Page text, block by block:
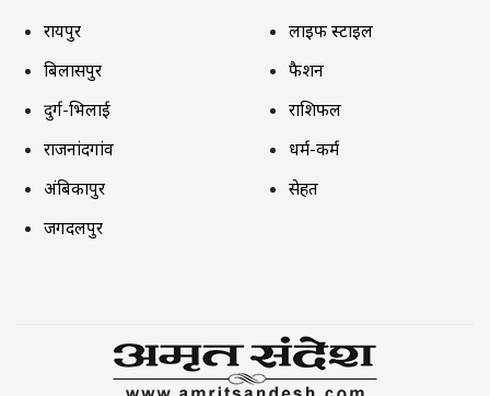
रायपुर
बिलासपुर
दुर्ग-भिलाई
राजनांदगांव
अंबिकापुर
जगदलपुर
लाइफ स्टाइल
फैशन
राशिफल
धर्म-कर्म
सेहत